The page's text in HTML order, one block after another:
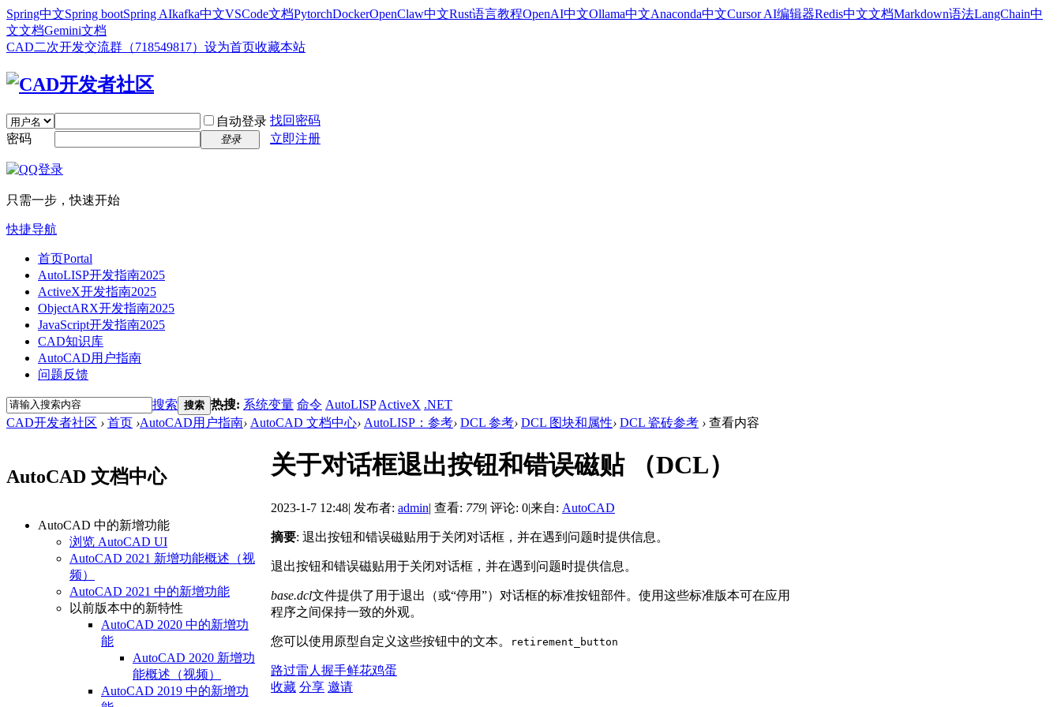
Spring中文Spring bootSpring AIkafka中文VSCode文档PytorchDockerOpenClaw中文Rust语言教程OpenAI中文Ollama中文Anaconda中文Cursor AI编辑器Redis中文文档Markdown语法LangChain中
文文档Gemini文档
CAD二次开发交流群（718549817） 设为首页收藏本站
自动登录 找回密码
密码
登录 立即注册
只需一步，快速开始
快捷导航
首页Portal
AutoLISP开发指南2025
ActiveX开发指南2025
ObjectARX开发指南2025
JavaScript开发指南2025
CAD知识库
AutoCAD用户指南
问题反馈
搜索 搜索 热搜: 系统变量 命令 AutoLISP ActiveX .NET
CAD开发者社区 › 首页 ›AutoCAD用户指南› AutoCAD 文档中心› AutoLISP：参考› DCL 参考› DCL 图块和属性› DCL 瓷砖参考 › 查看内容
AutoCAD 文档中心
AutoCAD 中的新增功能
浏览 AutoCAD UI
AutoCAD 2021 新增功能概述（视
频）
AutoCAD 2021 中的新增功能
以前版本中的新特性
AutoCAD 2020 中的新增功
能
AutoCAD 2020 新增功
能概述（视频）
AutoCAD 2019 中的新增功
关于对话框退出按钮和错误磁贴 （DCL）
2023-1-7 12:48| 发布者: admin| 查看: 779| 评论: 0|来自: AutoCAD
摘要: 退出按钮和错误磁贴用于关闭对话框，并在遇到问题时提供信息。
退出按钮和错误磁贴用于关闭对话框，并在遇到问题时提供信息。
base.dcl文件提供了用于退出（或“停用”）对话框的标准按钮部件。使用这些标准版本可在应用
程序之间保持一致的外观。
您可以使用原型自定义这些按钮中的文本。 retirement_button
路过雷人 握手鲜花鸡蛋
收藏 分享 邀请